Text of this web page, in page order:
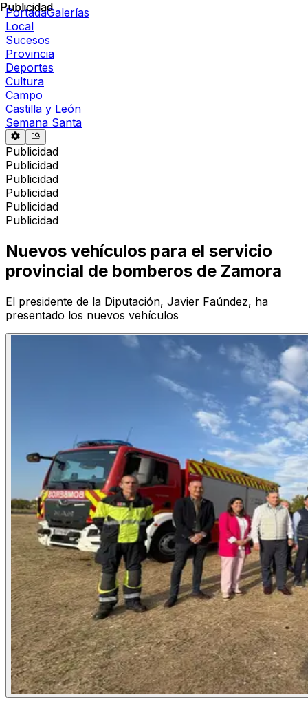
PortadaGalerías
Local
Sucesos
Provincia
Deportes
Cultura
Campo
Castilla y León
Semana Santa
Publicidad
Publicidad
Publicidad
Publicidad
Publicidad
Publicidad
Publicidad
Nuevos vehículos para el servicio
provincial de bomberos de Zamora
El presidente de la Diputación, Javier Faúndez, ha
presentado los nuevos vehículos
Publicidad